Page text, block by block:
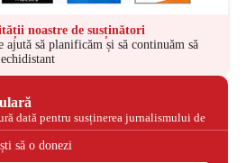
noastre de susținători
ajută să planificăm și să continuăm să
dată pentru susținerea jurnalismului de
să o donezi